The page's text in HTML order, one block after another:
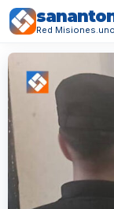
Red Misiones.uno